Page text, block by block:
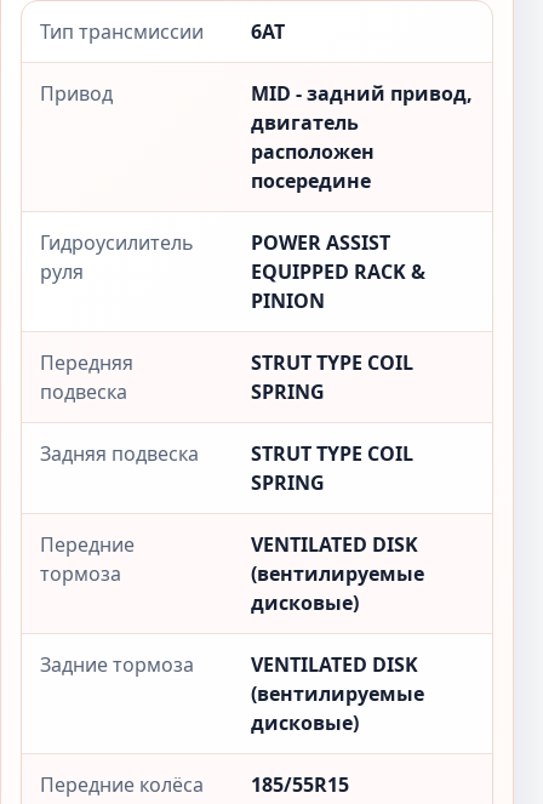
Тип трансмиссии 6AT
Привод
MID - задний привод,
двигатель
расположен
посередине
Гидроусилитель
руля
POWER ASSIST
EQUIPPED RACK &
PINION
Передняя
подвеска
STRUT TYPE COIL
SPRING
Задняя подвеска
STRUT TYPE COIL
SPRING
Передние
тормоза
VENTILATED DISK
(вентилируемые
дисковые)
Задние тормоза
VENTILATED DISK
(вентилируемые
дисковые)
Передние колёса 185/55R15